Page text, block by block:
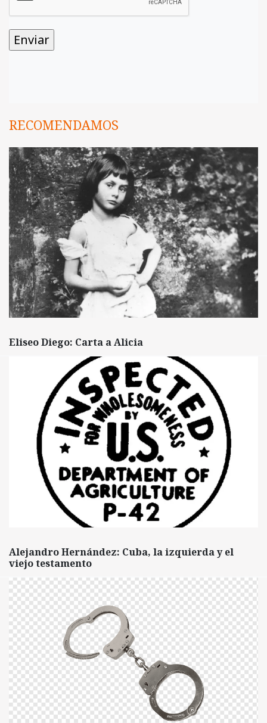
RECOMENDAMOS
Eliseo Diego: Carta a Alicia
Alejandro Hernández: Cuba, la izquierda y el
viejo testamento